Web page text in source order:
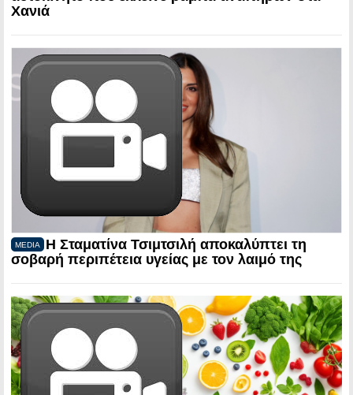
Χανιά
MEDIA
Η Σταματίνα Τσιμτσιλή αποκαλύπτει τη
σοβαρή περιπέτεια υγείας με τον λαιμό της